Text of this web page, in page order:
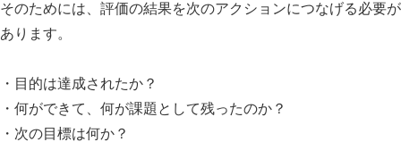
そのためには、評価の結果を次のアクションにつなげる必要が
あります。
・目的は達成されたか？
・何ができて、何が課題として残ったのか？
・次の目標は何か？